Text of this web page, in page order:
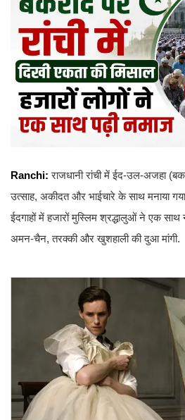
Ranchi:राजधानी रांची में ईद-उल-अजहा
उत्साह, अकीदत और भाईचारे के साथ मनाया
ईदगाहों में हजारों मुस्लिम श्रद्धालुओं ने एक
अमन-चैन, तरक्की और खुशहाली की दुआ मांगी.